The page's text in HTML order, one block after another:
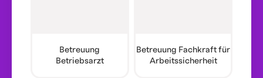
Betreuung
Betriebsarzt
Betreuung Fachkraft für
Arbeitssicherheit